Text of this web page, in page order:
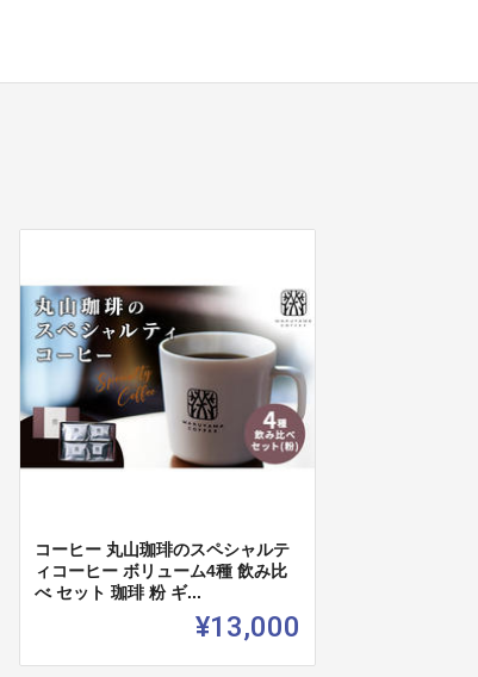
コーヒー 丸山珈琲のスペシャルテ
ィコーヒー ボリューム4種 飲み比
べ セット 珈琲 粉 ギ...
¥13,000